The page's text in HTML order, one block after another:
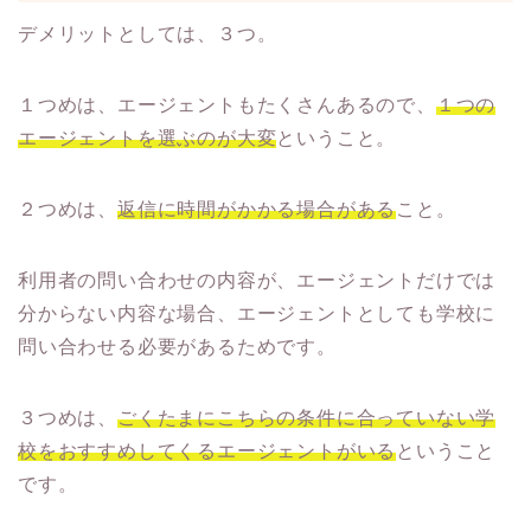
デメリットとしては、３つ。
１つめは、エージェントもたくさんあるので、 １つの
エージェントを選ぶのが大変ということ。
２つめは、 返信に時間がかかる場合があること。
利用者の問い合わせの内容が、エージェントだけでは
分からない内容な場合、エージェントとしても学校に
問い合わせる必要があるためです。
３つめは、 ごくたまにこちらの条件に合っていない学
校をおすすめしてくるエージェントがいるということ
です。